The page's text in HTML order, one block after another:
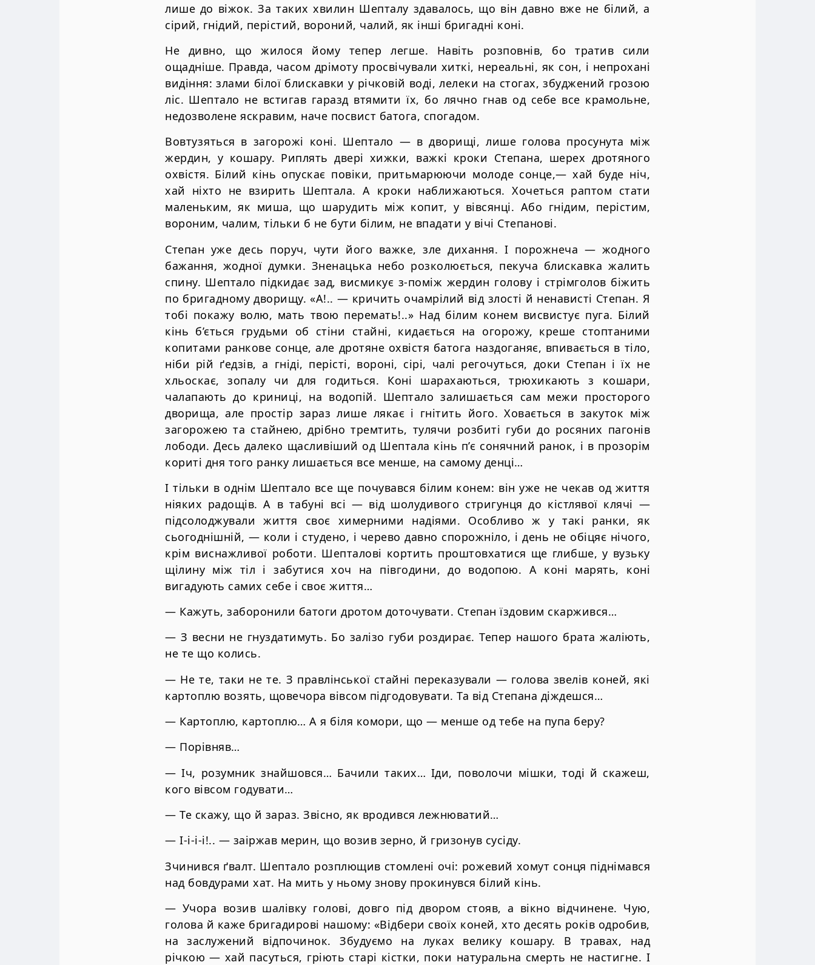
лише до віжок. За таких хвилин Шепталу здавалось, що він давно вже не білий, а
сірий, гнідий, перістий, вороний, чалий, як інші бригадні коні.
Не дивно, що жилося йому тепер легше. Навіть розповнів, бо тратив сили
ощадніше. Правда, часом дрімоту просвічували хиткі, нереальні, як сон, і непрохані
видіння: злами білої блискавки у річковій воді, лелеки на стогах, збуджений грозою
ліс. Шептало не встигав гаразд втямити їх, бо лячно гнав од себе все крамольне,
недозволене яскравим, наче посвист батога, спогадом.
Вовтузяться в загорожі коні. Шептало — в дворищі, лише голова просунута між
жердин, у кошару. Риплять двері хижки, важкі кроки Степана, шерех дротяного
охвістя. Білий кінь опускає повіки, притьмарюючи молоде сонце,— хай буде ніч,
хай ніхто не взирить Шептала. А кроки наближаються. Хочеться раптом стати
маленьким, як миша, що шарудить між копит, у вівсянці. Або гнідим, перістим,
вороним, чалим, тільки б не бути білим, не впадати у вічі Степанові.
Степан уже десь поруч, чути його важке, зле дихання. І порожнеча — жодного
бажання, жодної думки. Зненацька небо розколюється, пекуча блискавка жалить
спину. Шептало підкидає зад, висмикує з-поміж жердин голову і стрімголов біжить
по бригадному дворищу. «А!.. — кричить очамрілий від злості й ненависті Степан. Я
тобі покажу волю, мать твою перемать!..» Над білим конем висвистує пуга. Білий
кінь б’ється грудьми об стіни стайні, кидається на огорожу, креше стоптаними
копитами ранкове сонце, але дротяне охвістя батога наздоганяє, впивається в тіло,
ніби рій ґедзів, а гніді, перісті, вороні, сірі, чалі регочуться, доки Степан і їх не
хльоскає, зопалу чи для годиться. Коні шарахаються, трюхикають з кошари,
чалапають до криниці, на водопій. Шептало залишається сам межи просторого
дворища, але простір зараз лише лякає і гнітить його. Ховається в закуток між
загорожею та стайнею, дрібно тремтить, тулячи розбиті губи до росяних пагонів
лободи. Десь далеко щасливіший од Шептала кінь п’є сонячний ранок, і в прозорім
кориті дня того ранку лишається все менше, на самому денці…
І тільки в однім Шептало все ще почувався білим конем: він уже не чекав од життя
ніяких радощів. А в табуні всі — від шолудивого стригунця до кістлявої клячі —
підсолоджували життя своє химерними надіями. Особливо ж у такі ранки, як
сьогоднішній, — коли і студено, і черево давно спорожніло, і день не обіцяє нічого,
крім виснажливої роботи. Шепталові кортить проштовхатися ще глибше, у вузьку
щілину між тіл і забутися хоч на півгодини, до водопою. А коні марять, коні
вигадують самих себе і своє життя…
— Кажуть, заборонили батоги дротом доточувати. Степан їздовим скаржився…
— З весни не гнуздатимуть. Бо залізо губи роздирає. Тепер нашого брата жаліють,
не те що колись.
— Не те, таки не те. З правлінської стайні переказували — голова звелів коней, які
картоплю возять, щовечора вівсом підгодовувати. Та від Степана діждешся…
— Картоплю, картоплю… А я біля комори, що — менше од тебе на пупа беру?
— Порівняв…
— Іч, розумник знайшовся… Бачили таких… Іди, поволочи мішки, тоді й скажеш,
кого вівсом годувати…
— Те скажу, що й зараз. Звісно, як вродився лежнюватий…
— І-і-і-і!.. — заіржав мерин, що возив зерно, й гризонув сусіду.
Зчинився ґвалт. Шептало розплющив стомлені очі: рожевий хомут сонця піднімався
над бовдурами хат. На мить у ньому знову прокинувся білий кінь.
— Учора возив шалівку голові, довго під двором стояв, а вікно відчинене. Чую,
голова й каже бригадирові нашому: «Відбери своїх коней, хто десять років одробив,
на заслужений відпочинок. Збудуємо на луках велику кошару. В травах, над
річкою — хай пасуться, гріють старі кістки, поки натуральна смерть не настигне. І